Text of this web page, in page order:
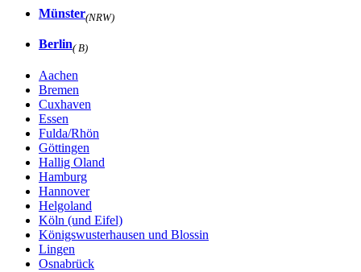
Münster(NRW)
Berlin( B)
Aachen
Bremen
Cuxhaven
Essen
Fulda/Rhön
Göttingen
Hallig Oland
Hamburg
Hannover
Helgoland
Köln (und Eifel)
Königswusterhausen und Blossin
Lingen
Osnabrück